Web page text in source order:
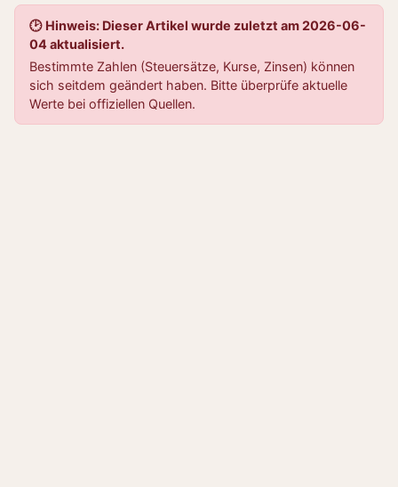
🕑 Hinweis: Dieser Artikel wurde zuletzt am 2026-06-
04 aktualisiert.
Bestimmte Zahlen (Steuersätze, Kurse, Zinsen) können
sich seitdem geändert haben. Bitte überprüfe aktuelle
Werte bei offiziellen Quellen.